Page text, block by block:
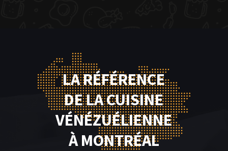
LA RÉFÉRENCE
DE LA CUISINE
VÉNÉZUÉLIENNE
À MONTRÉAL